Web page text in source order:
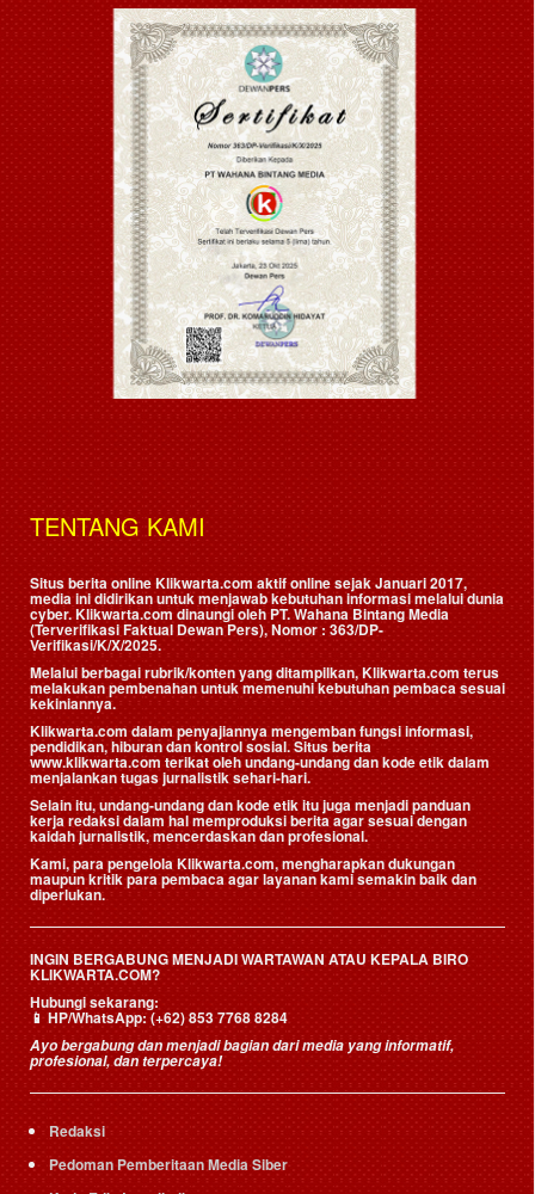
TENTANG KAMI
Situs berita online Klikwarta.com aktif online sejak Januari 2017,
media ini didirikan untuk menjawab kebutuhan informasi melalui dunia
cyber. Klikwarta.com dinaungi oleh PT. Wahana Bintang Media
(Terverifikasi Faktual Dewan Pers), Nomor : 363/DP-
Verifikasi/K/X/2025.
Melalui berbagai rubrik/konten yang ditampilkan, Klikwarta.com terus
melakukan pembenahan untuk memenuhi kebutuhan pembaca sesuai
kekiniannya.
Klikwarta.com dalam penyajiannya mengemban fungsi informasi,
pendidikan, hiburan dan kontrol sosial. Situs berita
www.klikwarta.com terikat oleh undang-undang dan kode etik dalam
menjalankan tugas jurnalistik sehari-hari.
Selain itu, undang-undang dan kode etik itu juga menjadi panduan
kerja redaksi dalam hal memproduksi berita agar sesuai dengan
kaidah jurnalistik, mencerdaskan dan profesional.
Kami, para pengelola Klikwarta.com, mengharapkan dukungan
maupun kritik para pembaca agar layanan kami semakin baik dan
diperlukan.
INGIN BERGABUNG MENJADI WARTAWAN ATAU KEPALA BIRO
KLIKWARTA.COM?
Hubungi sekarang:
📱HP/WhatsApp:(+62) 853 7768 8284
Ayo bergabung dan menjadi bagian dari media yang informatif,
profesional, dan terpercaya!
Redaksi
Pedoman Pemberitaan Media Siber